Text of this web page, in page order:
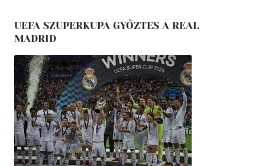
UEFA SZUPERKUPA GYŐZTES A REAL
MADRID